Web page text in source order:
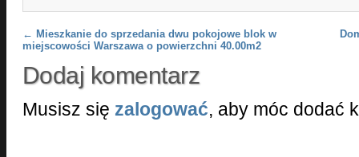
Post navigation
← Mieszkanie do sprzedania dwu pokojowe blok w
miejscowości Warszawa o powierzchni 40.00m2
Dodaj komentarz
Musisz się zalogować, aby móc dodać